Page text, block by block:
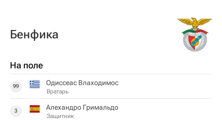
Бенфика
На поле
99 Одиссеас Влаходимос
Вратарь
3 Алехандро Гримальдо
Защитник